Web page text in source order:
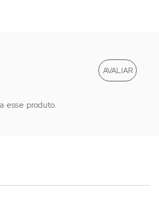
esse produto.